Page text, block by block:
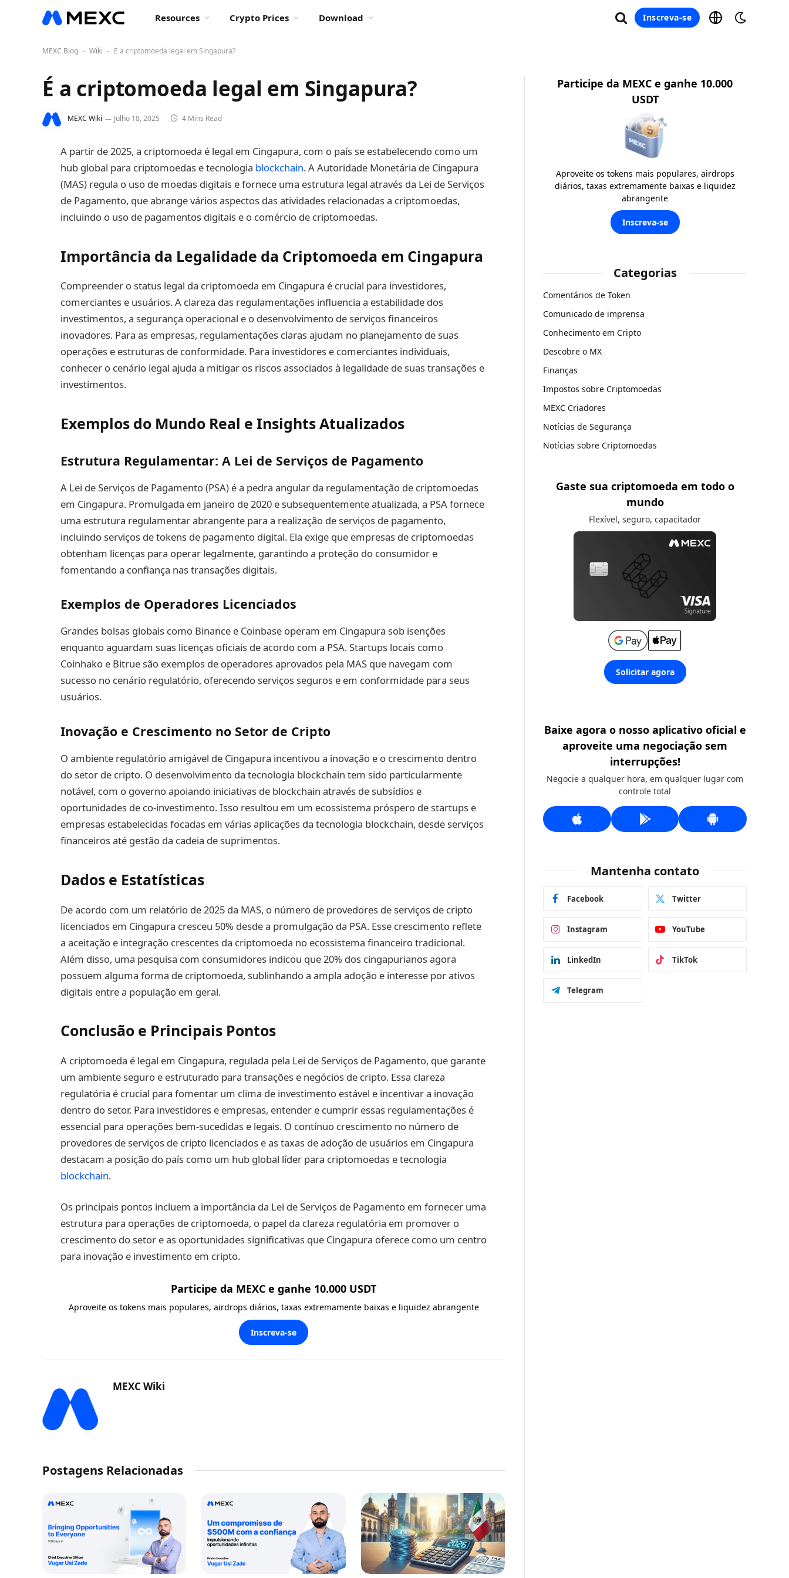
Resources Crypto Prices Download Inscreva-se
MEXC Blog - Wiki - É a criptomoeda legal em Singapura?
É a criptomoeda legal em Singapura?
MEXC Wiki Julho 18, 2025 4 Mins Read
A partir de 2025, a criptomoeda é legal em Cingapura, com o país se estabelecendo como um
hub global para criptomoedas e tecnologia blockchain. A Autoridade Monetária de Cingapura
(MAS) regula o uso de moedas digitais e fornece uma estrutura legal através da Lei de Serviços
de Pagamento, que abrange vários aspectos das atividades relacionadas a criptomoedas,
incluindo o uso de pagamentos digitais e o comércio de criptomoedas.
Importância da Legalidade da Criptomoeda em Cingapura
Compreender o status legal da criptomoeda em Cingapura é crucial para investidores,
comerciantes e usuários. A clareza das regulamentações influencia a estabilidade dos
investimentos, a segurança operacional e o desenvolvimento de serviços financeiros
inovadores. Para as empresas, regulamentações claras ajudam no planejamento de suas
operações e estruturas de conformidade. Para investidores e comerciantes individuais,
conhecer o cenário legal ajuda a mitigar os riscos associados à legalidade de suas transações e
investimentos.
Exemplos do Mundo Real e Insights Atualizados
Estrutura Regulamentar: A Lei de Serviços de Pagamento
A Lei de Serviços de Pagamento (PSA) é a pedra angular da regulamentação de criptomoedas
em Cingapura. Promulgada em janeiro de 2020 e subsequentemente atualizada, a PSA fornece
uma estrutura regulamentar abrangente para a realização de serviços de pagamento,
incluindo serviços de tokens de pagamento digital. Ela exige que empresas de criptomoedas
obtenham licenças para operar legalmente, garantindo a proteção do consumidor e
fomentando a confiança nas transações digitais.
Exemplos de Operadores Licenciados
Grandes bolsas globais como Binance e Coinbase operam em Cingapura sob isenções
enquanto aguardam suas licenças oficiais de acordo com a PSA. Startups locais como
Coinhako e Bitrue são exemplos de operadores aprovados pela MAS que navegam com
sucesso no cenário regulatório, oferecendo serviços seguros e em conformidade para seus
usuários.
Inovação e Crescimento no Setor de Cripto
O ambiente regulatório amigável de Cingapura incentivou a inovação e o crescimento dentro
do setor de cripto. O desenvolvimento da tecnologia blockchain tem sido particularmente
notável, com o governo apoiando iniciativas de blockchain através de subsídios e
oportunidades de co-investimento. Isso resultou em um ecossistema próspero de startups e
empresas estabelecidas focadas em várias aplicações da tecnologia blockchain, desde serviços
financeiros até gestão da cadeia de suprimentos.
Dados e Estatísticas
De acordo com um relatório de 2025 da MAS, o número de provedores de serviços de cripto
licenciados em Cingapura cresceu 50% desde a promulgação da PSA. Esse crescimento reflete
a aceitação e integração crescentes da criptomoeda no ecossistema financeiro tradicional.
Além disso, uma pesquisa com consumidores indicou que 20% dos cingapurianos agora
possuem alguma forma de criptomoeda, sublinhando a ampla adoção e interesse por ativos
digitais entre a população em geral.
Conclusão e Principais Pontos
A criptomoeda é legal em Cingapura, regulada pela Lei de Serviços de Pagamento, que garante
um ambiente seguro e estruturado para transações e negócios de cripto. Essa clareza
regulatória é crucial para fomentar um clima de investimento estável e incentivar a inovação
dentro do setor. Para investidores e empresas, entender e cumprir essas regulamentações é
essencial para operações bem-sucedidas e legais. O contínuo crescimento no número de
provedores de serviços de cripto licenciados e as taxas de adoção de usuários em Cingapura
destacam a posição do país como um hub global líder para criptomoedas e tecnologia
blockchain.
Os principais pontos incluem a importância da Lei de Serviços de Pagamento em fornecer uma
estrutura para operações de criptomoeda, o papel da clareza regulatória em promover o
crescimento do setor e as oportunidades significativas que Cingapura oferece como um centro
para inovação e investimento em cripto.
Participe da MEXC e ganhe 10.000 USDT
Aproveite os tokens mais populares, airdrops diários, taxas extremamente baixas e liquidez abrangente
Inscreva-se
MEXC Wiki
Postagens Relacionadas
Participe da MEXC e ganhe 10.000
USDT
Aproveite os tokens mais populares, airdrops
diários, taxas extremamente baixas e liquidez
abrangente
Inscreva-se
Categorias
Comentários de Token
Comunicado de imprensa
Conhecimento em Cripto
Descobre o MX
Finanças
Impostos sobre Criptomoedas
MEXC Criadores
Notícias de Segurança
Notícias sobre Criptomoedas
Gaste sua criptomoeda em todo o
mundo
Flexível, seguro, capacitador
Solicitar agora
Baixe agora o nosso aplicativo oficial e
aproveite uma negociação sem
interrupções!
Negocie a qualquer hora, em qualquer lugar com
controle total
Mantenha contato
Facebook Twitter
Instagram YouTube
LinkedIn TikTok
Telegram